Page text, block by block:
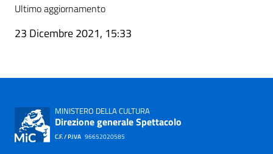
Ultimo aggiornamento
23 Dicembre 2021, 15:33
MINISTERO DELLA CULTURA
Direzione generale Spettacolo
C.F. / P.IVA 96652020585